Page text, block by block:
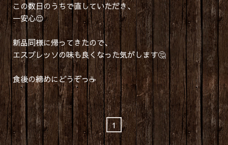
この数日のうちで直していただき、
一安心😌
新品同様に帰ってきたので、
エスプレッソの味も良くなった気がします🤔
食後の締めにどうぞっ☕
1